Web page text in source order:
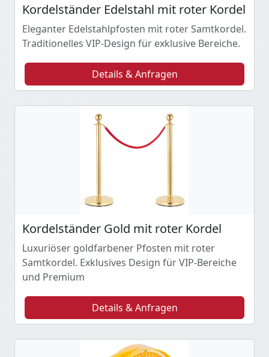
Kordelständer Edelstahl mit roter Kordel
Eleganter Edelstahlpfosten mit roter Samtkordel.
Traditionelles VIP-Design für exklusive Bereiche.
Details & Anfragen
Kordelständer Gold mit roter Kordel
Luxuriöser goldfarbener Pfosten mit roter
Samtkordel. Exklusives Design für VIP-Bereiche
und Premium
Details & Anfragen